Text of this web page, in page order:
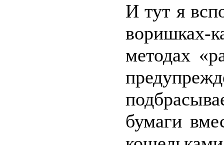
И тут я
воришках-
методах
бумаги